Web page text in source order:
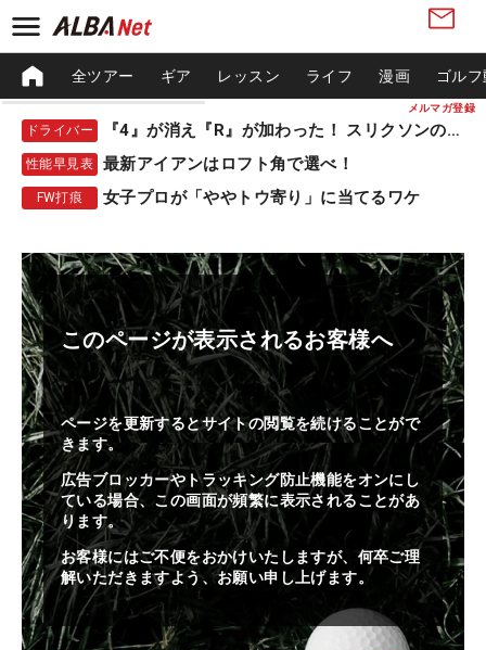
メルマガ登録
全ツアー ギア レッスン ライフ 漫画 ゴル
ドライバー 『4』が消え『R』が加わった！ スリクソンの新作
性能早見表 最新アイアンはロフト角で選べ！
FW打痕 女子プロが「ややトウ寄り」に当てるワケ
このページが表示されるお客様へ
ページを更新するとサイトの閲覧を続けることがで
きます。
広告ブロッカーやトラッキング防止機能をオンにし
ている場合、この画面が頻繁に表示されることがあ
ります。
お客様にはご不便をおかけいたしますが、何卒ご理
解いただきますよう、お願い申し上げます。